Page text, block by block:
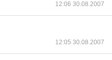
12:06 30.08.2007
12:05 30.08.2007